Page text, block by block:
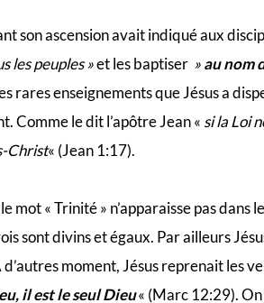
son ascension avait indiqué aux
les peuples »et les baptiser »au nom
rares enseignements que Jésus a
Comme le dit l’apôtre Jean « si la Loi
Christ« (Jean 1:17).
mot « Trinité » n’apparaisse pas
sont divins et égaux. Par ailleurs
moment, Jésus reprenait les
il est le seul Dieu« (Marc 12:29).